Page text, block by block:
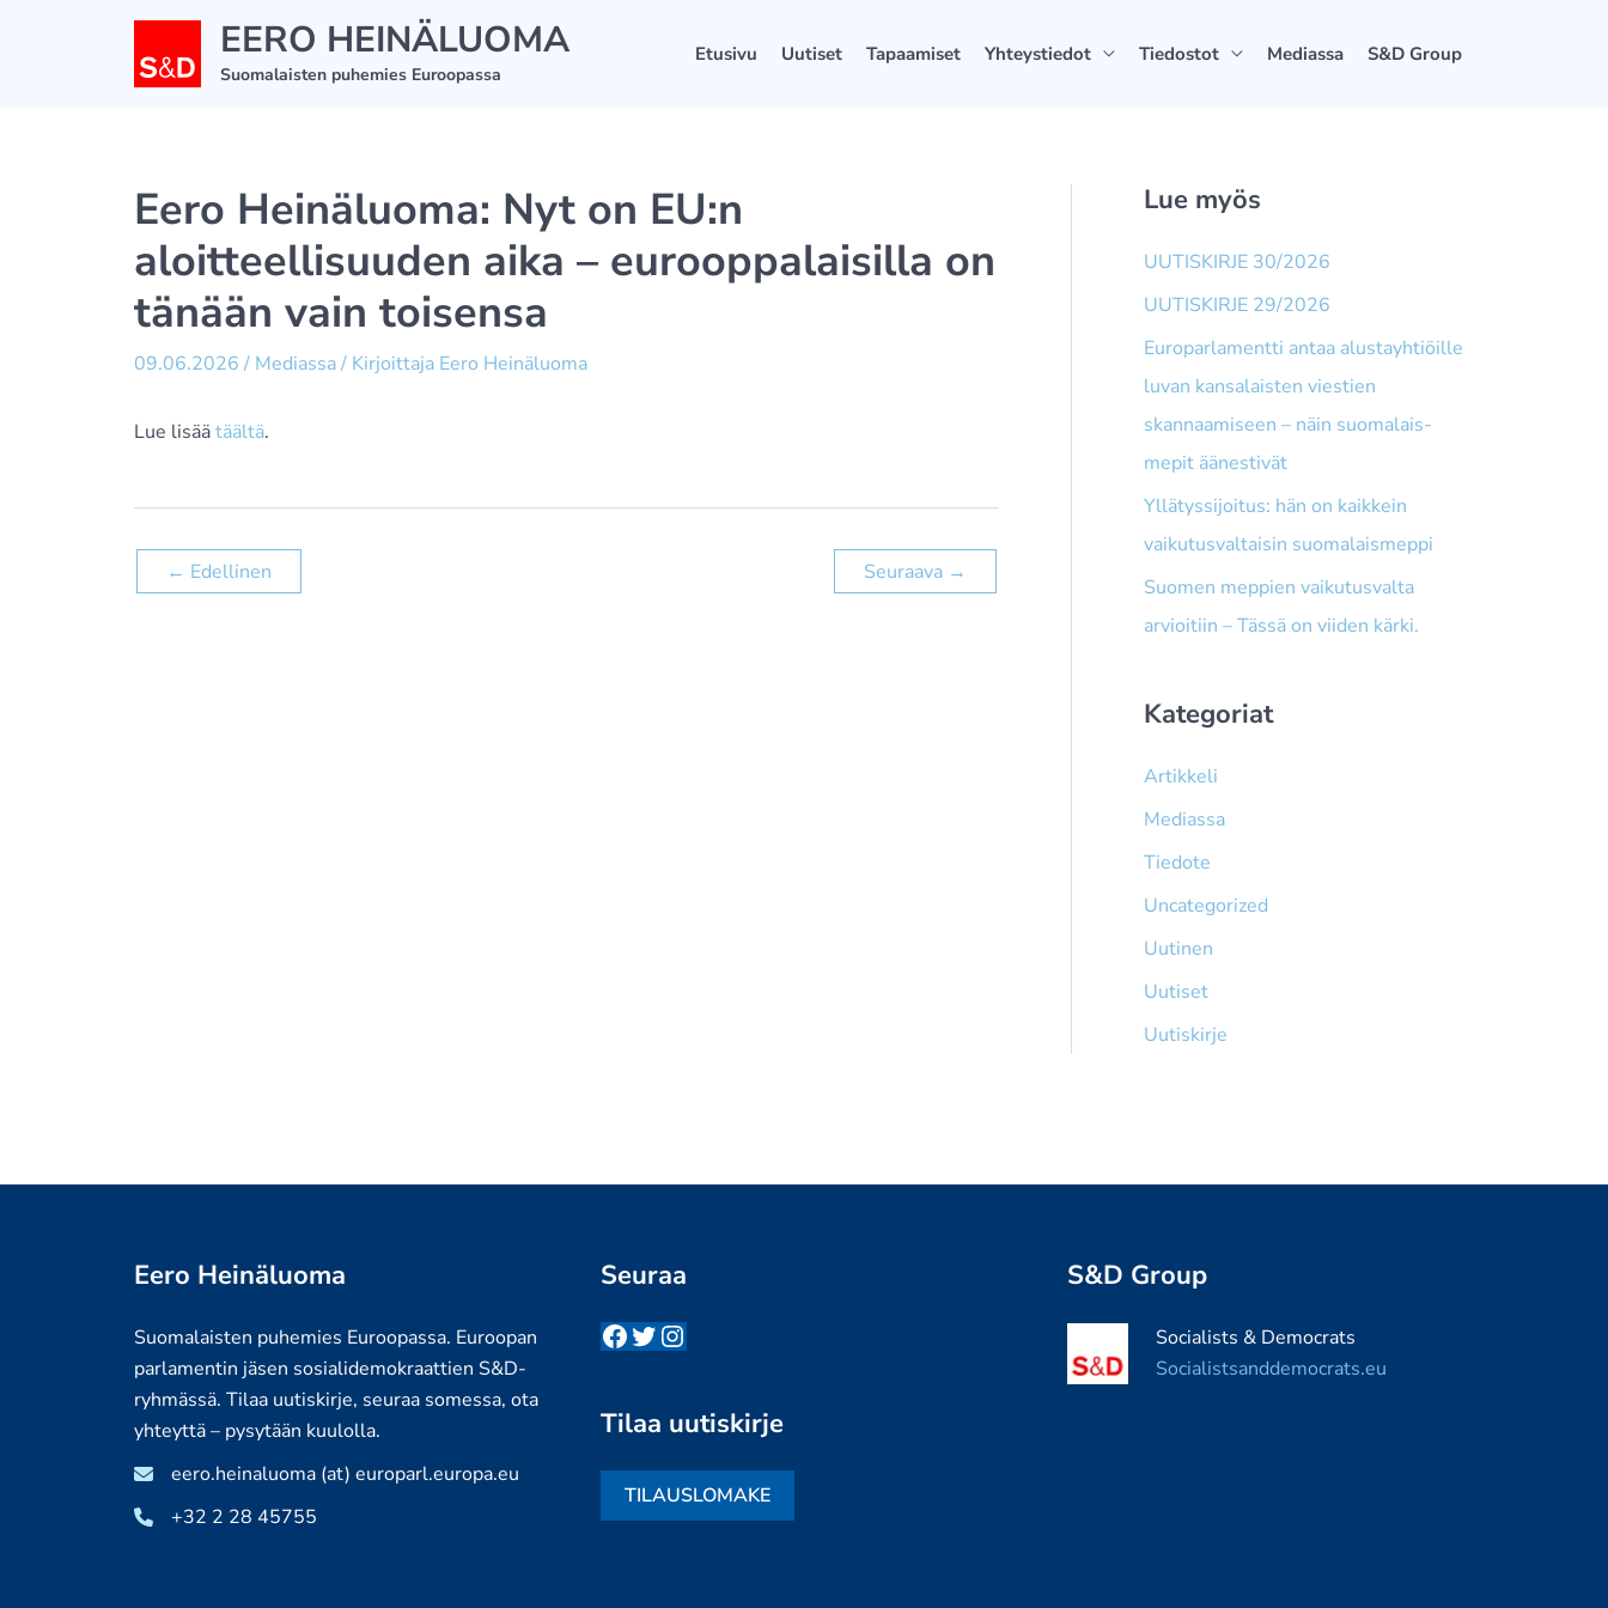
EERO HEINÄLUOMA
Suomalaisten puhemies Euroopassa
Etusivu Uutiset Tapaamiset Yhteystiedot Tiedostot Mediassa S&D Group
Eero Heinäluoma: Nyt on EU:n
aloitteellisuuden aika – eurooppalaisilla on
tänään vain toisensa
09.06.2026 / Mediassa/ Kirjoittaja Eero Heinäluoma
Lue lisäätäältä.
← Edellinen Seuraava →
Lue myös
UUTISKIRJE 30/2026
UUTISKIRJE 29/2026
Europarlamentti antaa alusta­yhtiöille
luvan kansalaisten viestien
skannaamiseen – näin suomalais­
mepit äänestivät
Yllätyssijoitus: hän on kaikkein
vaikutusvaltaisin suomalaismeppi
Suomen meppien vaikutusvalta
arvioitiin – Tässä on viiden kärki.
Kategoriat
Artikkeli
Mediassa
Tiedote
Uncategorized
Uutinen
Uutiset
Uutiskirje
Eero Heinäluoma
Suomalaisten puhemies Euroopassa. Euroopan
parlamentin jäsen sosialidemokraattien S&D-
ryhmässä. Tilaa uutiskirje, seuraa somessa, ota
yhteyttä – pysytään kuulolla.
eero.heinaluoma (at) europarl.europa.eu
+32 2 28 45755
Seuraa
Facebook
Twitter
Instagram
Tilaa uutiskirje
TILAUSLOMAKE
S&D Group
Socialists & Democrats
Socialistsanddemocrats.eu